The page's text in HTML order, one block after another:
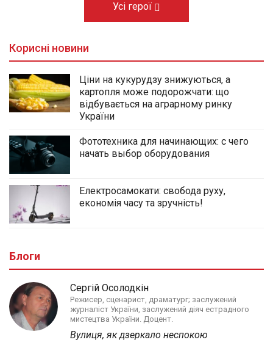
Усі герої
Корисні новини
Ціни на кукурудзу знижуються, а
картопля може подорожчати: що
відбувається на аграрному ринку
України
Фототехника для начинающих: с чего
начать выбор оборудования
Електросамокати: свобода руху,
економія часу та зручність!
Блоги
Сергій Осолодкін
Режисер, сценарист, драматург; заслужений
журналіст України, заслужений діяч естрадного
мистецтва України. Доцент.
Вулиця, як дзеркало неспокою